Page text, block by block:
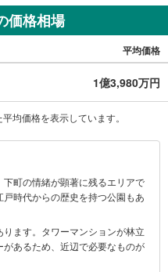
価格相場
平均価格
1億3,980万円
均価格を表示しています。
町の情緒が顕著に残るエリアで
時代からの歴史を持つ公園もあ
ます。タワーマンションが林立
あるため、近辺で必要なものが